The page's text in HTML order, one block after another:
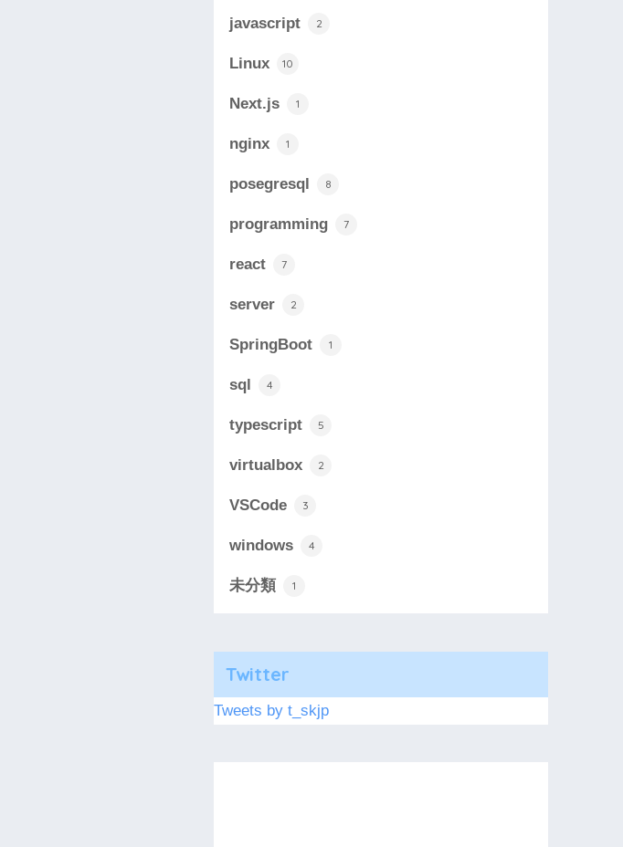
javascript 2
Linux 10
Next.js 1
nginx 1
posegresql 8
programming 7
react 7
server 2
SpringBoot 1
sql 4
typescript 5
virtualbox 2
VSCode 3
windows 4
未分類 1
Twitter
Tweets by t_skjp